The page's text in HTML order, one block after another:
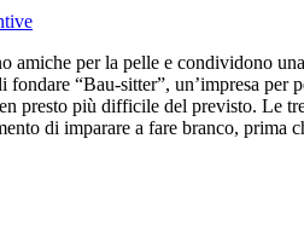
amiche per la pelle e condividono
fondare “Bau-sitter”, un’impresa
presto più difficile del previsto. Le
di imparare a fare branco, prima